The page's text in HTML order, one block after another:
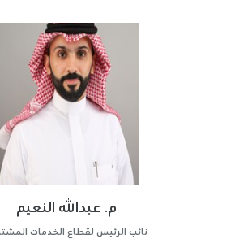
م. عبدالله النعيم
نائب الرئيس لقطاع الخدمات